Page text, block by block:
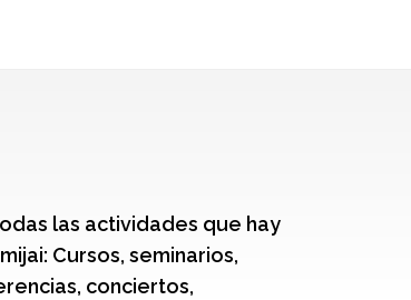
las actividades que hay
Cursos, seminarios,
conciertos,